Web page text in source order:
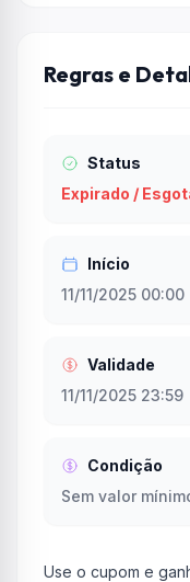
Regras e
Status
Expirado /
Início
11/11/2025 00:00
Validade
11/11/2025 23:59
Condição
Sem valor
Use o cupom e